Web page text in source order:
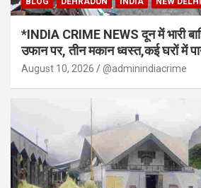
*INDIA CRIME NEWS दून में भारी
उफान पर, तीन मकान ध्वस्त,कई घरों में
August 10, 2026 @adminindiacrime